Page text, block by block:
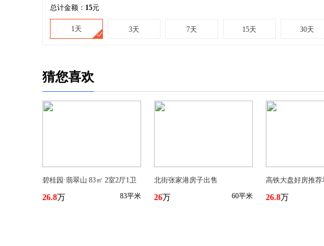
总计金额： 15元
1天 3天 7天 15天 30天
猜您喜欢
碧桂园·翡翠山 83㎡ 2室2厅1卫
83平米
26.8万
北街张家港房子出售
60平米
26万 26.8万